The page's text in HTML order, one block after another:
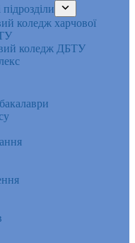
коледж харчової
коледж ДБТУ